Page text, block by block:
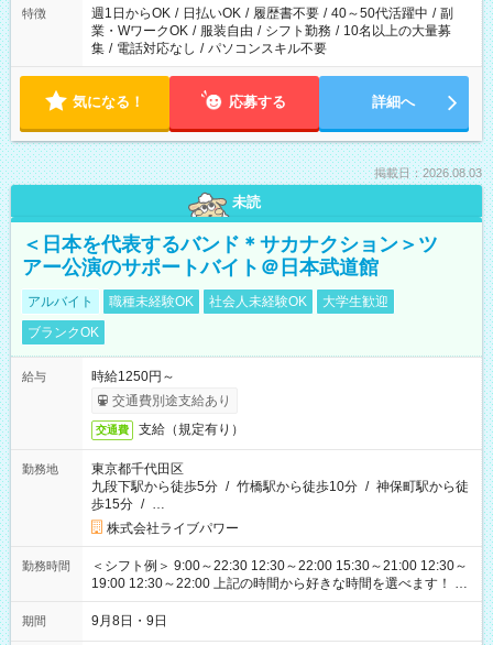
特徴 週1日からOK / 日払いOK / 履歴書不要 / 40～50代活躍中 / 副
業・WワークOK / 服装自由 / シフト勤務 / 10名以上の大量募
集 / 電話対応なし / パソコンスキル不要
気になる！ 応募する 詳細へ
掲載日：2026.08.03
未読
＜日本を代表するバンド＊サカナクション＞ツ
アー公演のサポートバイト＠日本武道館
アルバイト 職種未経験OK 社会人未経験OK
大学生歓迎
ブランクOK
給与
時給1250円～
交通費別途支給あり
交通費 支給（規定有り）
勤務地
東京都千代田区
九段下駅から徒歩5分 / 竹橋駅から徒歩10分 / 神保町駅から徒
歩15分 / …
株式会社ライブパワー
勤務時間
＜シフト例＞ 9:00～22:30 12:30～22:00 15:30～21:00 12:30～
19:00 12:30～22:00 上記の時間から好きな時間を選べます！ ※
時間は変更となる可能性があります
期間 9月8日・9日